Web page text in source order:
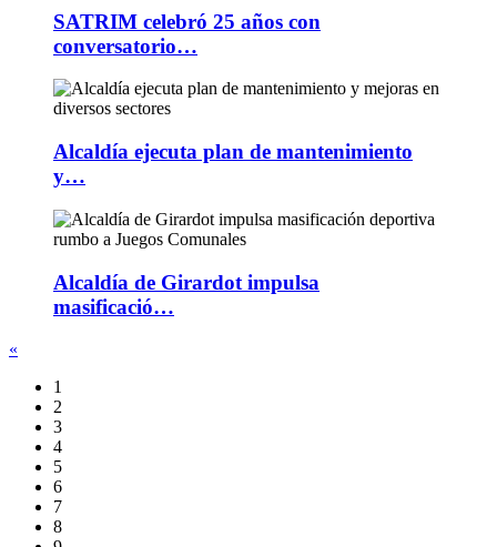
SATRIM celebró 25 años con
conversatorio…
Alcaldía ejecuta plan de mantenimiento
y…
Alcaldía de Girardot impulsa
masificació…
«
1
2
3
4
5
6
7
8